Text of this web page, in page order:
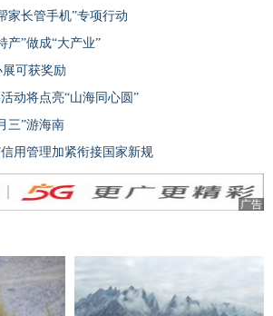
家长管手机”专项行动
产”做成“大产业”
可获奖励
动将点亮“山海同心圆”
三”游海南
用管理加紧衔接国家新规
广告